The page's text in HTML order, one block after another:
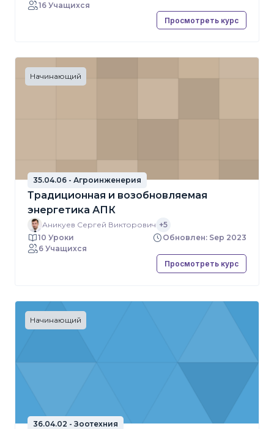
16 Учащихся
Просмотреть курс
Начинающий
35.04.06 - Агроинженерия
Традиционная и возобновляемая
энергетика АПК
Аникуев Сергей Викторович +5
10 Уроки
Обновлен: Sep 2023
6 Учащихся
Просмотреть курс
Начинающий
36.04.02 - Зоотехния